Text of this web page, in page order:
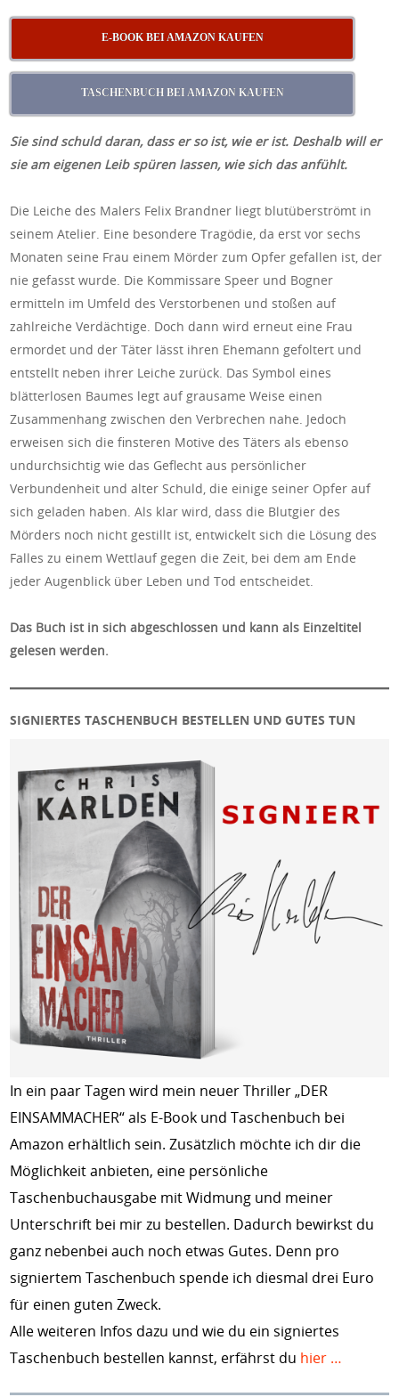
E-BOOK BEI AMAZON KAUFEN
TASCHENBUCH BEI AMAZON KAUFEN
Sie sind schuld daran, dass er so ist, wie er ist. Deshalb will er
sie am eigenen Leib spüren lassen, wie sich das anfühlt.
Die Leiche des Malers Felix Brandner liegt blutüberströmt in
seinem Atelier. Eine besondere Tragödie, da erst vor sechs
Monaten seine Frau einem Mörder zum Opfer gefallen ist, der
nie gefasst wurde. Die Kommissare Speer und Bogner
ermitteln im Umfeld des Verstorbenen und stoßen auf
zahlreiche Verdächtige. Doch dann wird erneut eine Frau
ermordet und der Täter lässt ihren Ehemann gefoltert und
entstellt neben ihrer Leiche zurück. Das Symbol eines
blätterlosen Baumes legt auf grausame Weise einen
Zusammenhang zwischen den Verbrechen nahe. Jedoch
erweisen sich die finsteren Motive des Täters als ebenso
undurchsichtig wie das Geflecht aus persönlicher
Verbundenheit und alter Schuld, die einige seiner Opfer auf
sich geladen haben. Als klar wird, dass die Blutgier des
Mörders noch nicht gestillt ist, entwickelt sich die Lösung des
Falles zu einem Wettlauf gegen die Zeit, bei dem am Ende
jeder Augenblick über Leben und Tod entscheidet.
Das Buch ist in sich abgeschlossen und kann als Einzeltitel
gelesen werden.
SIGNIERTES TASCHENBUCH BESTELLEN UND GUTES TUN
In ein paar Tagen wird mein neuer Thriller „DER
EINSAMMACHER“ als E-Book und Taschenbuch bei
Amazon erhältlich sein. Zusätzlich möchte ich dir die
Möglichkeit anbieten, eine persönliche
Taschenbuchausgabe mit Widmung und meiner
Unterschrift bei mir zu bestellen. Dadurch bewirkst du
ganz nebenbei auch noch etwas Gutes. Denn pro
signiertem Taschenbuch spende ich diesmal drei Euro
für einen guten Zweck.
Alle weiteren Infos dazu und wie du ein signiertes
Taschenbuch bestellen kannst, erfährst du hier …